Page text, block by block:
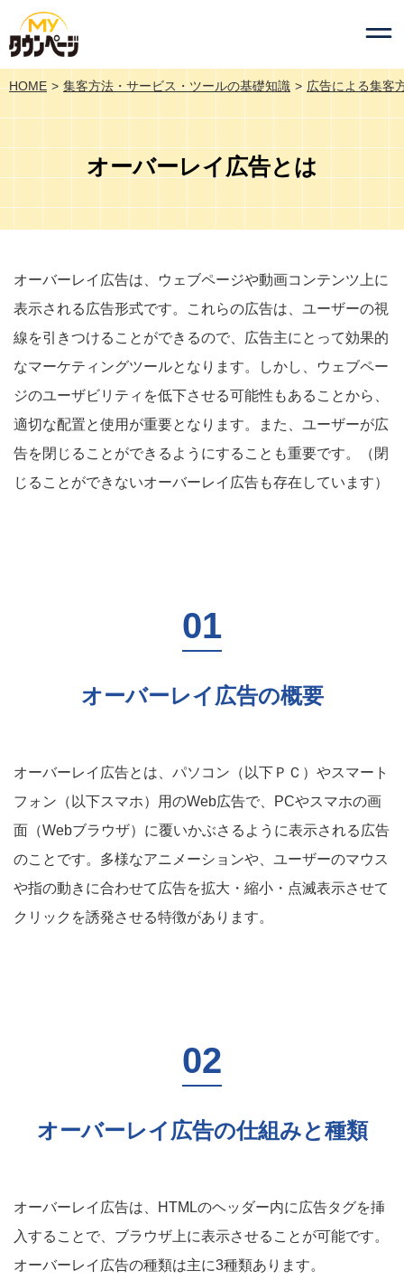
HOME 集客方法・サービス・ツールの基礎知識 広告による集客
オーバーレイ広告とは
オーバーレイ広告は、ウェブページや動画コンテンツ上に
表示される広告形式です。これらの広告は、ユーザーの視
線を引きつけることができるので、広告主にとって効果的
なマーケティングツールとなります。しかし、ウェブペー
ジのユーザビリティを低下させる可能性もあることから、
適切な配置と使用が重要となります。また、ユーザーが広
告を閉じることができるようにすることも重要です。（閉
じることができないオーバーレイ広告も存在しています）
オーバーレイ広告の概要
オーバーレイ広告とは、パソコン（以下ＰＣ）やスマート
フォン（以下スマホ）用のWeb広告で、PCやスマホの画
面（Webブラウザ）に覆いかぶさるように表示される広告
のことです。多様なアニメーションや、ユーザーのマウス
や指の動きに合わせて広告を拡大・縮小・点滅表示させて
クリックを誘発させる特徴があります。
オーバーレイ広告の仕組みと種類
オーバーレイ広告は、HTMLのヘッダー内に広告タグを挿
入することで、ブラウザ上に表示させることが可能です。
オーバーレイ広告の種類は主に3種類あります。